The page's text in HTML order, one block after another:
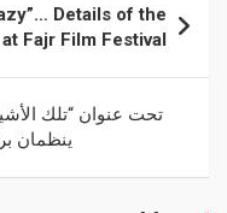
Details of the
Fajr Film Festival
ينظمان